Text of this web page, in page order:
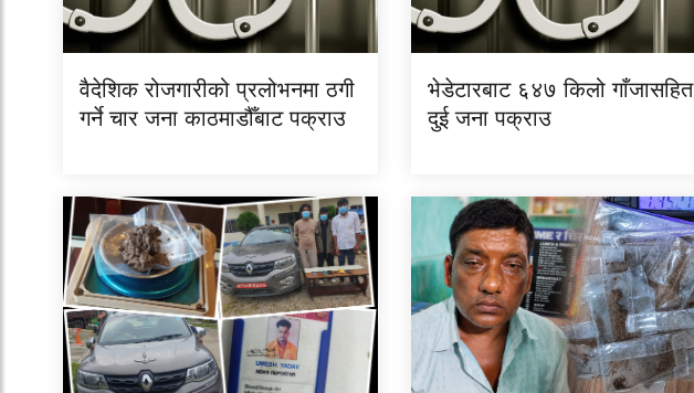
वैदेशिक रोजगारीको प्रलोभनमा ठगी
गर्ने चार जना काठमाडौँबाट पक्राउ
भेडेटारबाट ६४७ किलो गाँजासहित
दुई जना पक्राउ